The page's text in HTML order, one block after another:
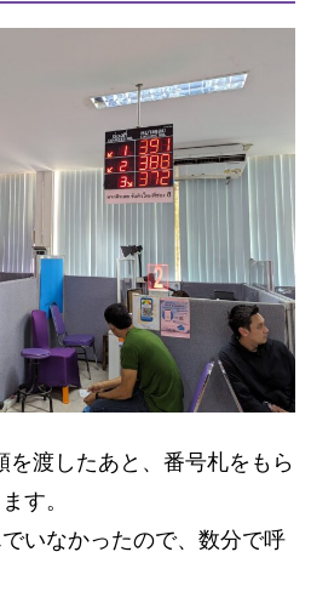
渡したあと、番号札をもら
す。
いなかったので、数分で呼